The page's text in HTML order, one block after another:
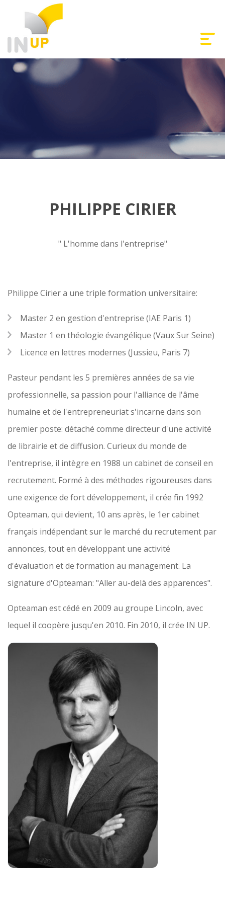
PHILIPPE CIRIER
" L'homme dans l'entreprise"
Philippe Cirier a une triple formation universitaire:
Master 2 en gestion d'entreprise (IAE Paris 1)
Master 1 en théologie évangélique (Vaux Sur Seine)
Licence en lettres modernes (Jussieu, Paris 7)
Pasteur pendant les 5 premières années de sa vie
professionnelle, sa passion pour l'alliance de l'âme
humaine et de l'entrepreneuriat s'incarne dans son
premier poste: détaché comme directeur d'une activité
de librairie et de diffusion. Curieux du monde de
l'entreprise, il intègre en 1988 un cabinet de conseil en
recrutement. Formé à des méthodes rigoureuses dans
une exigence de fort développement, il crée fin 1992
Opteaman, qui devient, 10 ans après, le 1er cabinet
français indépendant sur le marché du recrutement par
annonces, tout en développant une activité
d'évaluation et de formation au management. La
signature d'Opteaman: "Aller au-delà des apparences".
Opteaman est cédé en 2009 au groupe Lincoln, avec
lequel il coopère jusqu'en 2010. Fin 2010, il crée IN UP.